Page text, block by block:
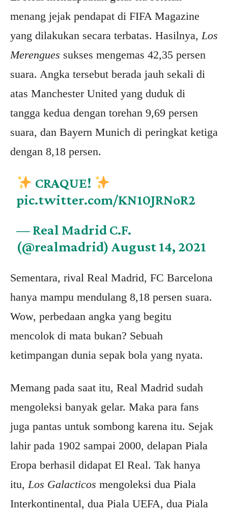
menang jejak pendapat di FIFA Magazine
yang dilakukan secara terbatas. Hasilnya,Los
Merengues sukses mengemas 42,35 persen
suara. Angka tersebut berada jauh sekali di
atas Manchester United yang duduk di
tangga kedua dengan torehan 9,69 persen
suara, dan Bayern Munich di peringkat ketiga
dengan 8,18 persen.
CRAQUE!
pic.twitter.com/KN10JRNoR2
— Real Madrid C.F.
(@realmadrid)August 14, 2021
Sementara, rival Real Madrid, FC Barcelona
hanya mampu mendulang 8,18 persen suara.
Wow, perbedaan angka yang begitu
mencolok di mata bukan? Sebuah
ketimpangan dunia sepak bola yang nyata.
Memang pada saat itu, Real Madrid sudah
mengoleksi banyak gelar. Maka para fans
juga pantas untuk sombong karena itu. Sejak
lahir pada 1902 sampai 2000, delapan Piala
Eropa berhasil didapat El Real. Tak hanya
itu, Los Galacticos mengoleksi dua Piala
Interkontinental, dua Piala UEFA, dua Piala